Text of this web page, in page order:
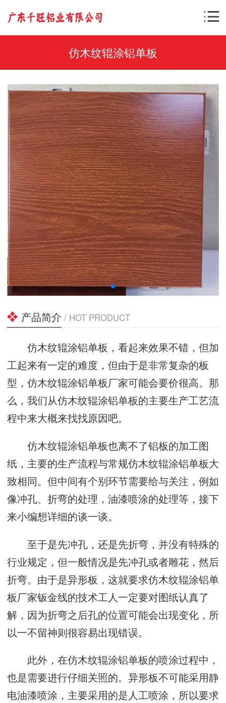
仿木纹辊涂铝单板
产品简介 / HOT PRODUCT
仿木纹辊涂铝单板，看起来效果不错，但加
工起来有一定的难度，但由于是非常复杂的板
型，仿木纹辊涂铝单板厂家可能会要价很高。那
么，我们从仿木纹辊涂铝单板的主要生产工艺流
程中来大概来找找原因吧。
仿木纹辊涂铝单板也离不了铝板的加工图
纸，主要的生产流程与常规仿木纹辊涂铝单板大
致相同。但中间有个别环节需要给与关注，例如
像冲孔、折弯的处理，油漆喷涂的处理等，接下
来小编想详细的谈一谈。
至于是先冲孔，还是先折弯，并没有特殊的
行业规定，但一般情况是先冲孔或者雕花，然后
折弯。由于是异形板，这就要求仿木纹辊涂铝单
板厂家钣金线的技术工人一定要对图纸认真了
解，因为折弯之后孔的位置可能会出现变化，所
以一不留神则很容易出现错误。
此外，在仿木纹辊涂铝单板的喷涂过程中，
也是需要进行仔细关照的。异形板不可能采用静
电油漆喷涂，主要采用的是人工喷涂，所以要求